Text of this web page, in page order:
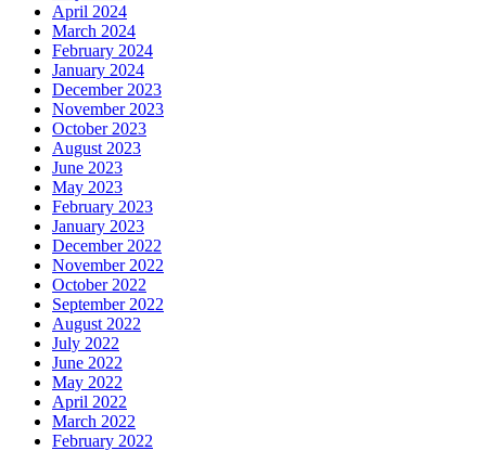
April 2024
March 2024
February 2024
January 2024
December 2023
November 2023
October 2023
August 2023
June 2023
May 2023
February 2023
January 2023
December 2022
November 2022
October 2022
September 2022
August 2022
July 2022
June 2022
May 2022
April 2022
March 2022
February 2022